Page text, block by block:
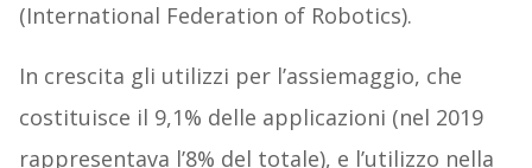
(International Federation of Robotics).
In crescita gli utilizzi per l’assiemaggio, che
costituisce il 9,1% delle applicazioni (nel 2019
rappresentava l’8% del totale), e l’utilizzo nella